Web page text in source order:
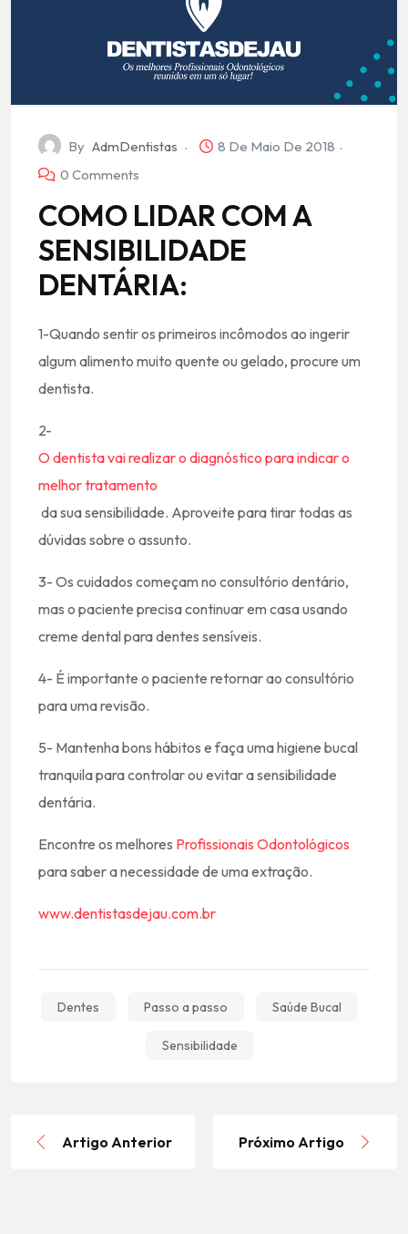
By AdmDentistas
8 De Maio De 2018
0 Comments
COMO LIDAR COM A
SENSIBILIDADE
DENTÁRIA:
1-Quando sentir os primeiros incômodos ao ingerir
algum alimento muito quente ou gelado, procure um
dentista.
2-
O dentista vai realizar o diagnóstico para indicar o
melhor tratamento
da sua sensibilidade. Aproveite para tirar todas as
dúvidas sobre o assunto.
3- Os cuidados começam no consultório dentário,
mas o paciente precisa continuar em casa usando
creme dental para dentes sensíveis.
4- É importante o paciente retornar ao consultório
para uma revisão.
5- Mantenha bons hábitos e faça uma higiene bucal
tranquila para controlar ou evitar a sensibilidade
dentária.
Encontre os melhores Profissionais Odontológicos
para saber a necessidade de uma extração.
www.dentistasdejau.com.br
Dentes Passo a passo Saúde Bucal
Sensibilidade
Artigo Anterior Próximo Artigo